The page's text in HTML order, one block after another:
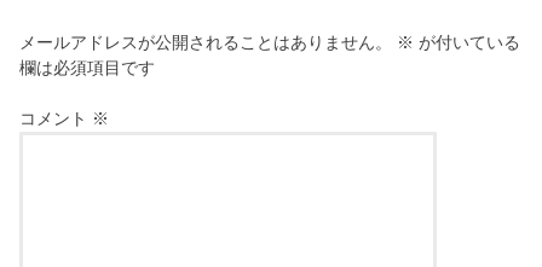
メールアドレスが公開されることはありません。 ※ が付いている
欄は必須項目です
コメント ※